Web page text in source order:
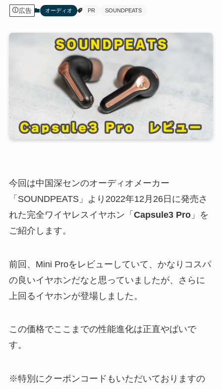
広告 オーディオ PR SOUNDPEATS
今回は中国深センのオーディオメーカー
「SOUNDPEATS」より2022年12月26日に発売さ
れた完全ワイヤレスイヤホン「 Capsule3 Pro」を
ご紹介します。
前回、Mini Proをレビューしていて、かなりコスパ
の良いイヤホンだなと思っていましたが、さらに
上回るイヤホンが登場しました。
この価格でここまでの性能進化は正直やばいで
す。
※特別にクーポンコードもいただいておりますの